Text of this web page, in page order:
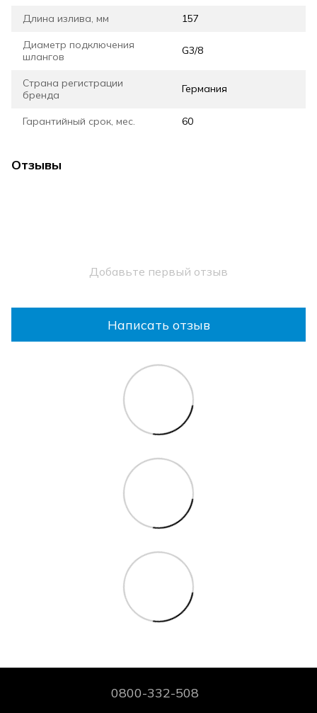
Длина излива, мм 157
Диаметр подключения
шлангов
G3/8
Страна регистрации
бренда
Германия
Гарантийный срок, мес. 60
Отзывы
Добавьте первый отзыв
Написать отзыв
0800-332-508